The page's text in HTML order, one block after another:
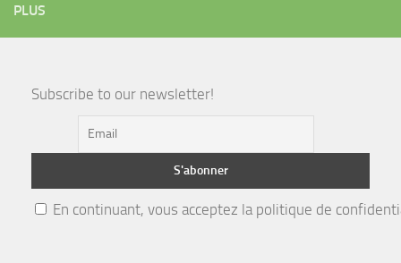
PLUS
Subscribe to our newsletter!
En continuant, vous acceptez la politique de